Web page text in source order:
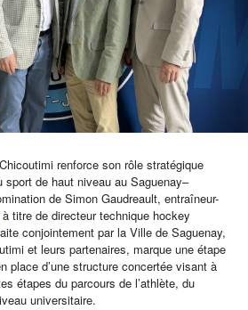
renforce son rôle stratégique
sport de haut niveau au Saguenay–
de Simon Gaudreault, entraîneur-
à titre de directeur technique hockey
conjointement par la Ville de Saguenay,
et leurs partenaires, marque une étape
place d’une structure concertée visant à
étapes du parcours de l’athlète, du
universitaire.